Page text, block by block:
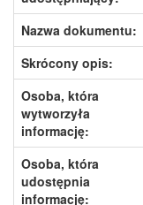
Nazwa dokumentu:
Skrócony opis:
Osoba, która
wytworzyła
informację:
Osoba, która
udostępnia
informację: